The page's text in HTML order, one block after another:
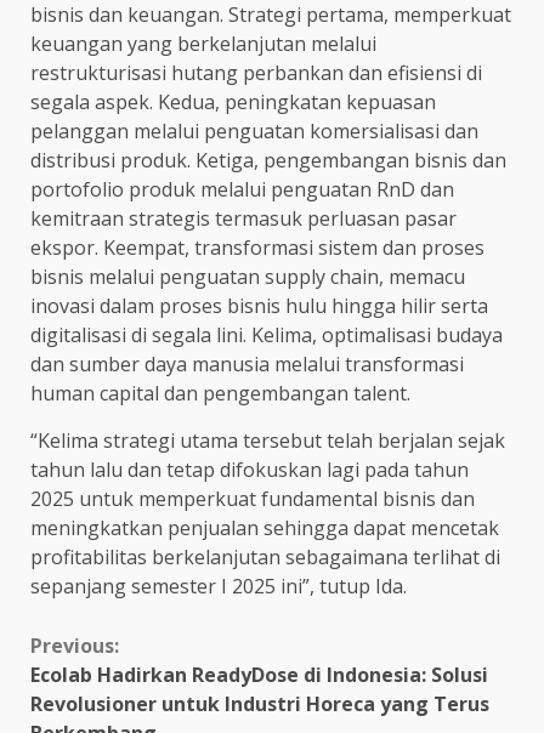
bisnis dan keuangan. Strategi pertama, memperkuat
keuangan yang berkelanjutan melalui
restrukturisasi hutang perbankan dan efisiensi di
segala aspek. Kedua, peningkatan kepuasan
pelanggan melalui penguatan komersialisasi dan
distribusi produk. Ketiga, pengembangan bisnis dan
portofolio produk melalui penguatan RnD dan
kemitraan strategis termasuk perluasan pasar
ekspor. Keempat, transformasi sistem dan proses
bisnis melalui penguatan supply chain, memacu
inovasi dalam proses bisnis hulu hingga hilir serta
digitalisasi di segala lini. Kelima, optimalisasi budaya
dan sumber daya manusia melalui transformasi
human capital dan pengembangan talent.
“Kelima strategi utama tersebut telah berjalan sejak
tahun lalu dan tetap difokuskan lagi pada tahun
2025 untuk memperkuat fundamental bisnis dan
meningkatkan penjualan sehingga dapat mencetak
profitabilitas berkelanjutan sebagaimana terlihat di
sepanjang semester I 2025 ini”, tutup Ida.
Continue
Reading
Previous:
Ecolab Hadirkan ReadyDose di Indonesia: Solusi
Revolusioner untuk Industri Horeca yang Terus